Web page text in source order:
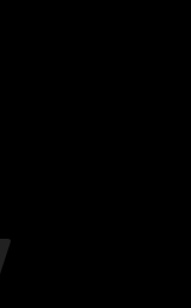
Instagram